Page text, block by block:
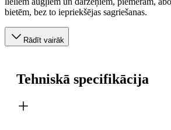
bietēm, bez to iepriekšējas sagriešanas.
Rādīt vairāk
Tehniskā specifikācija